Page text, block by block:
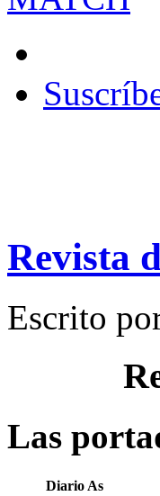
Revista
Escrito
Las
Diario As